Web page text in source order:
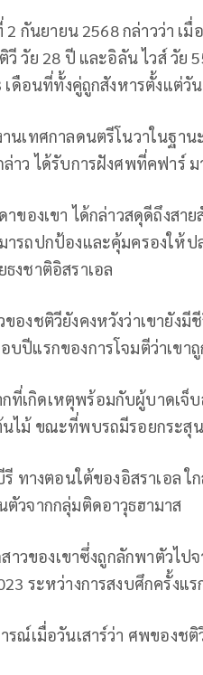
2 กันยายน 2568 กล่าวว่า เ
วี วัย 28 ปี และอิลัน ไวส์ วั
เดือนที่ทั้งคู่ถูกสังหารตั้งแต่วั
นเทศกาลดนตรีโนวาในฐา
าว ได้รับการฝังศพที่คฟาร์ ม
าของเขา ได้กล่าวสดุดีถึงส
รถปกป้องและคุ้มครองให้ป
งชาติอิสราเอล
องชติวียังคงหวังว่าเขายังมี
ปีแรกของการโจมตีว่าเขาถู
เกิดเหตุพร้อมกับผู้บาดเจ็
ไม้ ขณะที่พบรถมีรอยกระสุ
ทางตอนใต้ของอิสราเอล
วจากกลุ่มติดอาวุธฮามาส
าวของเขาซึ่งถูกลักพาตัวไป
ระหว่างการสงบศึกครั้งแร
รณ์เมื่อวันเสาร์ว่า ศพของ